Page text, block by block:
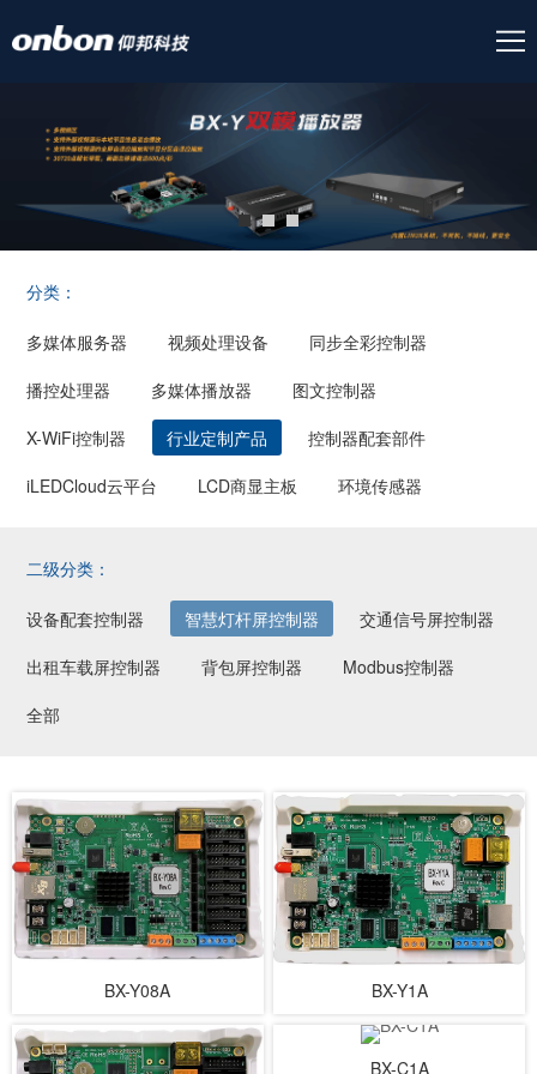
分类：
多媒体服务器 视频处理设备
同步全彩控制器
播控处理器
多媒体播放器
图文控制器
X-WiFi控制器
行业定制产品
控制器配套部件
iLEDCloud云平台
LCD商显主板 环境传感器
二级分类：
设备配套控制器 智慧灯杆屏控制器
交通信号屏控制器
出租车载屏控制器
背包屏控制器
Modbus控制器
全部
BX-Y08A BX-Y1A
BX-C1A